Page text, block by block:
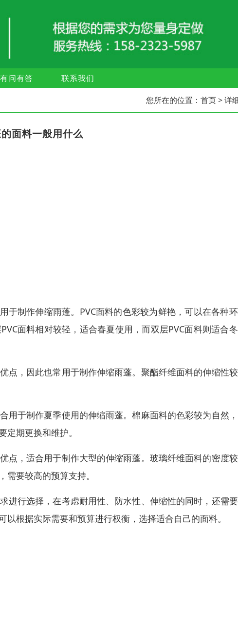
有问有答 联系我们
您所在的位置： 首页> 详
面料一般用什么
于制作伸缩雨蓬。PVC面料的色彩较为鲜艳，可以在各种
面料相对较轻，适合春夏使用，而双层PVC面料则适合
点，因此也常用于制作伸缩雨蓬。聚酯纤维面料的伸缩性
用于制作夏季使用的伸缩雨蓬。棉麻面料的色彩较为自然
期更换和维护。
点，适合用于制作大型的伸缩雨蓬。玻璃纤维面料的密度
要较高的预算支持。
进行选择，在考虑耐用性、防水性、伸缩性的同时，还需
根据实际需要和预算进行权衡，选择适合自己的面料。